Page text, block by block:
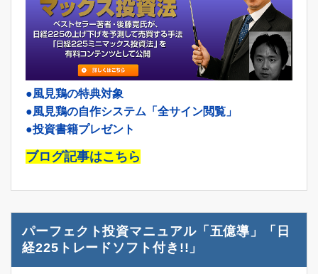
●風見鶏の特典対象
●風見鶏の自作システム「全サイン閲覧」
●投資書籍プレゼント
ブログ記事はこちら
パーフェクト投資マニュアル「五億導」「日
経225トレードソフト付き!!」